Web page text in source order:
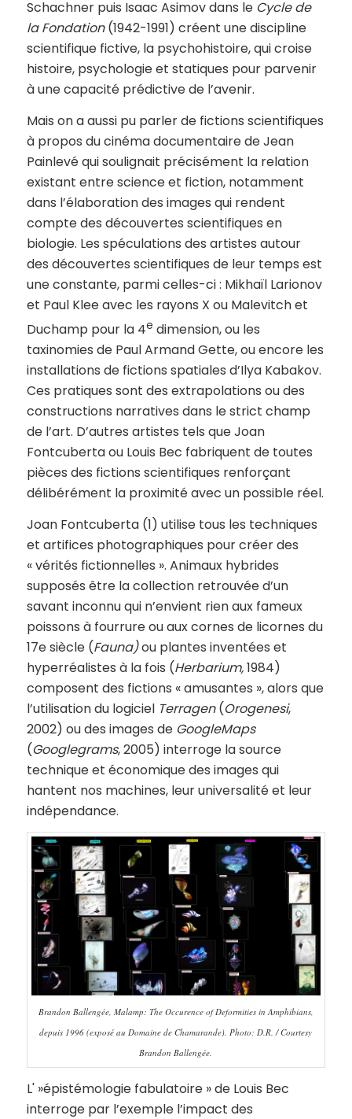
Schachner puis Isaac Asimov dans le Cycle de
la Fondation(1942-1991) créent une discipline
scientifique fictive, la psychohistoire, qui croise
histoire, psychologie et statiques pour parvenir
à une capacité prédictive de l’avenir.
Mais on a aussi pu parler de fictions scientifiques
à propos du cinéma documentaire de Jean
Painlevé qui soulignait précisément la relation
existant entre science et fiction, notamment
dans l’élaboration des images qui rendent
compte des découvertes scientifiques en
biologie. Les spéculations des artistes autour
des découvertes scientifiques de leur temps est
une constante, parmi celles-ci : Mikhaïl Larionov
et Paul Klee avec les rayons X ou Malevitch et
Duchamp pour la 4e dimension, ou les
taxinomies de Paul Armand Gette, ou encore les
installations de fictions spatiales d’Ilya Kabakov.
Ces pratiques sont des extrapolations ou des
constructions narratives dans le strict champ
de l’art. D’autres artistes tels que Joan
Fontcuberta ou Louis Bec fabriquent de toutes
pièces des fictions scientifiques renforçant
délibérément la proximité avec un possible réel.
Joan Fontcuberta (1) utilise tous les techniques
et artifices photographiques pour créer des
« vérités fictionnelles ». Animaux hybrides
supposés être la collection retrouvée d’un
savant inconnu qui n’envient rien aux fameux
poissons à fourrure ou aux cornes de licornes du
17e siècle (Fauna)ou plantes inventées et
hyperréalistes à la fois (Herbarium,1984)
composent des fictions « amusantes », alors que
l’utilisation du logiciel Terragen(Orogenesi,
2002) ou des images de GoogleMaps
(Googlegrams, 2005) interroge la source
technique et économique des images qui
hantent nos machines, leur universalité et leur
indépendance.
Brandon Ballengée, Malamp: The Occurence of Deformities in Amphibians,
depuis 1996 (exposé au Domaine de Chamarande). Photo: D.R. / Courtesy
Brandon Ballengée.
L' »épistémologie fabulatoire » de Louis Bec
interroge par l’exemple l’impact des